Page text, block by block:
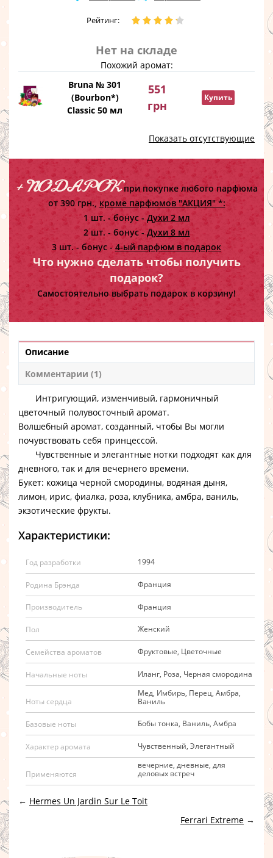
Рейтинг:
Нет на складе
Похожий аромат:
Bruna № 301
(Bourbon*)
Classic 50 мл
551
грн
Купить
Показать отсутствующие
+ ПОДАРОКпри покупке любого парфюма
от 390 грн., кроме парфюмов "АКЦИЯ" *:
1 шт. - бонус - Духи 2 мл
2 шт. - бонус -Духи 8 мл
3 шт. - бонус - 4-ый парфюм в подарок
Что нужно сделать чтобы получить
подарок?
Самостоятельно выбрать подарок в корзину!
Описание
Комментарии (1)
Интригующий, изменчивый, гармоничный
цветочный полувосточный аромат.
Волшебный аромат, созданный, чтобы Вы могли
почувствовать себя принцессой.
Чувственные и элегантные нотки подходят как для
дневного, так и для вечернего времени.
Букет: кожица черной смородины, водяная дыня,
лимон, ирис, фиалка, роза, клубника, амбра, ваниль,
экзотические фрукты.
Характеристики:
Год разработки 1994
Родина Брэнда Франция
Производитель Франция
Пол Женский
Семейства ароматов Фруктовые, Цветочные
Начальные ноты Иланг, Роза, Черная смородина
Ноты сердца
Мед, Имбирь, Перец, Амбра,
Ваниль
Базовые ноты Бобы тонка, Ваниль, Амбра
Характер аромата Чувственный, Элегантный
Применяются
вечерние, дневные, для
деловых встреч
← Hermes Un Jardin Sur Le Toit
Ferrari Extreme →